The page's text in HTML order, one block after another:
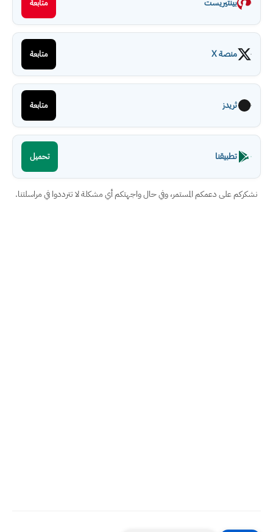
بينتيريست متابعة
منصة X متابعة
ثريدز متابعة
تطبيقنا تحميل
نشكركم على دعمكم المستمر، وفي حال واجهتكم أي مشكلة لا تترددوا في مراسلتنا.